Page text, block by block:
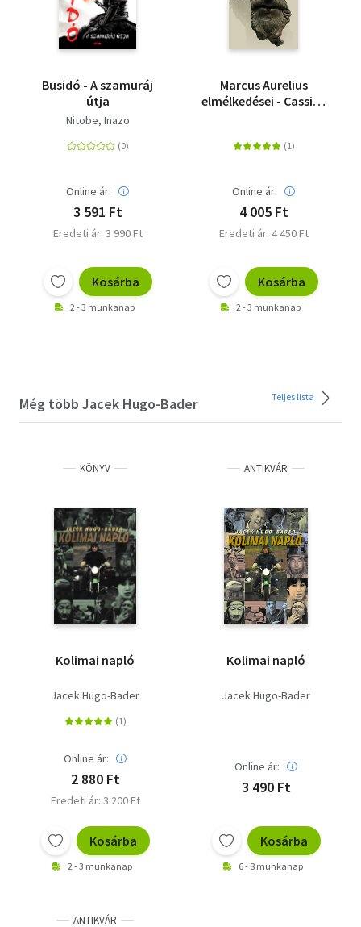
Busidó - A szamuráj
útja
Nitobe, Inazo
Online ár:
3 591 Ft
Eredeti ár: 3 990 Ft
Kosárba
2 - 3 munkanap
Marcus Aurelius
elmélkedései - Cassius
Online ár:
4 005 Ft
Eredeti ár: 4 450 Ft
Kosárba
2 - 3 munkanap
Még több Jacek Hugo-Bader Teljes lista
KÖNYV
Kolimai napló
Jacek Hugo-Bader
Online ár:
2 880 Ft
Eredeti ár: 3 200 Ft
Kosárba
2 - 3 munkanap
ANTIKVÁR
Kolimai napló
Jacek Hugo-Bader
Online ár:
3 490 Ft
Kosárba
6 - 8 munkanap
ANTIKVÁR